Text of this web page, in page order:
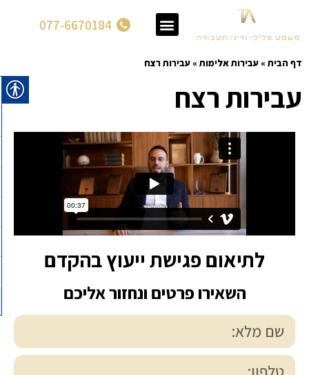
077-6670184
דף הבית » עבירות אלימות » עבירות רצח
עבירות רצח
לתיאום פגישת ייעוץ בהקדם
השאירו פרטים ונחזור אליכם